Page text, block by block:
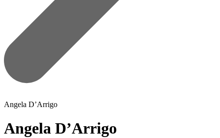
Angela D’Arrigo
Angela D’Arrigo